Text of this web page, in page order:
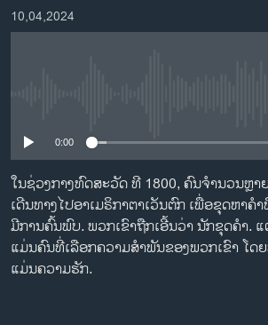
ເອເຊຍ
ວິທະຍາສາດ-ເທັກໂນໂລຈີ
ທຸລະກິດ
ພາສາອັງກິດ
ວີດີໂອ
10,04,2024
0:00
ໃນຊ່ວງກາງທົດສະວັດ ທີ 1800, ຄົນຈຳນວນຫຼາ
ເດີນທາງໄປອາເມຣິກາຕາເວັນຕົກ ເພື່ອຂຸດຫາຄ
ມີການຄົ້ນພົບ. ພວກເຂົາຖືກເອີ້ນວ່າ ນັກຂຸດຄຳ.
ແມ່ນຄົນທີ່ເລືອກຄວາມສຳພັນຂອງພວກເຂົາ ໂດ
ແມ່ນຄວາມຮັກ.